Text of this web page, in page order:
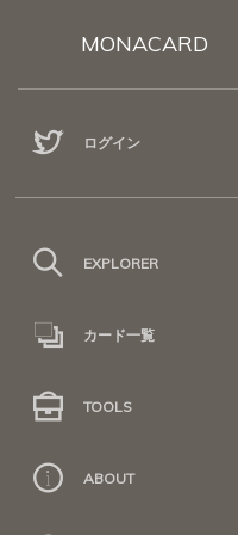
MONACARD
ログイン
EXPLORER
カード一覧
TOOLS
ABOUT